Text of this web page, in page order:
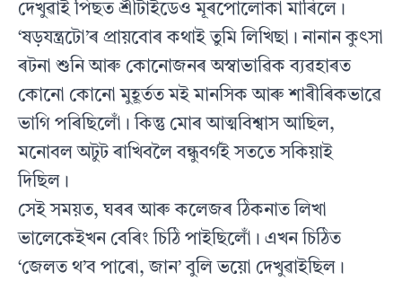
দেখুৱাই পিছত শ্ৰীটাইডেও মূৰপোলোকা মাৰিলে।
‘ষড়যন্ত্ৰটো’ৰ প্ৰায়বোৰ কথাই তুমি লিখিছা। নানান কুৎসা
ৰটনা শুনি আৰু কোনোজনৰ অস্বাভাৱিক ব্যৱহাৰত
কোনো কোনো মুহূৰ্তত মই মানসিক আৰু শাৰীৰিকভাৱে
ভাগি পৰিছিলোঁ। কিন্তু মোৰ আত্মবিশ্বাস আছিল,
মনোবল অটুট ৰাখিবলৈ বন্ধুবৰ্গই সততে সকিয়াই
দিছিল।
সেই সময়ত, ঘৰৰ আৰু কলেজৰ ঠিকনাত লিখা
ভালেকেইখন বেৰিং চিঠি পাইছিলোঁ। এখন চিঠিত
‘জেলত থ’ব পাৰো, জান’ বুলি ভয়ো দেখুৱাইছিল।